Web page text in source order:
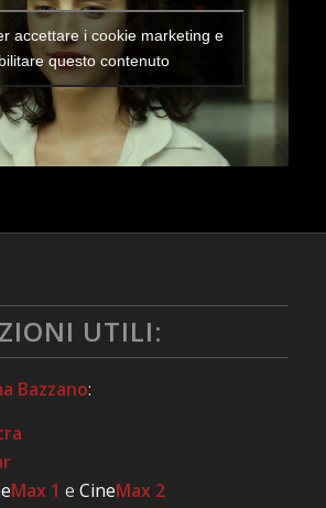
accettare i cookie marketing e
questo contenuto
UTILI:
Bazzano:
Max 1 e CineMax 2